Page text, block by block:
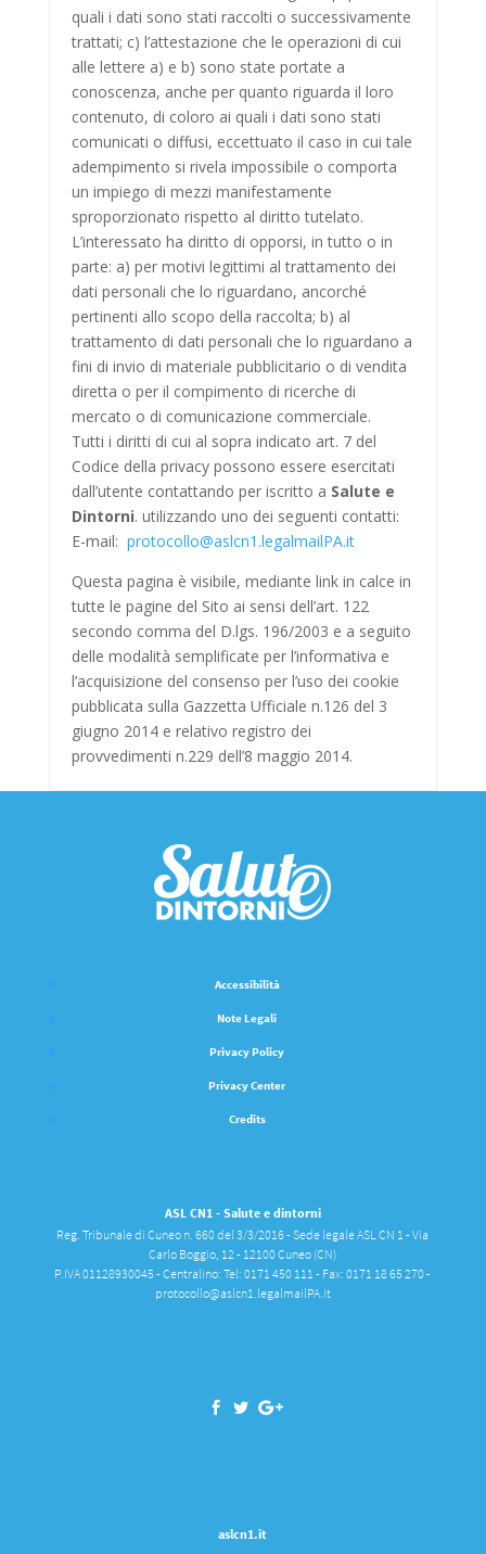
quali i dati sono stati raccolti o successivamente
trattati; c) l’attestazione che le operazioni di cui
alle lettere a) e b) sono state portate a
conoscenza, anche per quanto riguarda il loro
contenuto, di coloro ai quali i dati sono stati
comunicati o diffusi, eccettuato il caso in cui tale
adempimento si rivela impossibile o comporta
un impiego di mezzi manifestamente
sproporzionato rispetto al diritto tutelato.
L’interessato ha diritto di opporsi, in tutto o in
parte: a) per motivi legittimi al trattamento dei
dati personali che lo riguardano, ancorché
pertinenti allo scopo della raccolta; b) al
trattamento di dati personali che lo riguardano a
fini di invio di materiale pubblicitario o di vendita
diretta o per il compimento di ricerche di
mercato o di comunicazione commerciale.
Tutti i diritti di cui al sopra indicato art. 7 del
Codice della privacy possono essere esercitati
dall’utente contattando per iscritto a Salute e
Dintorni. utilizzando uno dei seguenti contatti:
E-mail: protocollo@aslcn1.legalmailPA.it
Questa pagina è visibile, mediante link in calce in
tutte le pagine del Sito ai sensi dell’art. 122
secondo comma del D.lgs. 196/2003 e a seguito
delle modalità semplificate per l’informativa e
l’acquisizione del consenso per l’uso dei cookie
pubblicata sulla Gazzetta Ufficiale n.126 del 3
giugno 2014 e relativo registro dei
provvedimenti n.229 dell’8 maggio 2014.
Accessibilità
Note Legali
Privacy Policy
Privacy Center
Credits
ASL CN1 - Salute e dintorni
Reg. Tribunale di Cuneo n. 660 del 3/3/2016 - Sede legale ASL CN 1 - Via
Carlo Boggio, 12 - 12100 Cuneo (CN)
P.IVA 01128930045 - Centralino: Tel: 0171 450 111 - Fax: 0171 18 65 270 -
protocollo@aslcn1.legalmailPA.it
aslcn1.it